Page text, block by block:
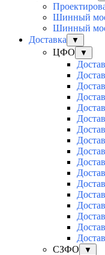
Шинный
Шинный
Доставка
▼
ЦФО ▼
СЗФО
▼